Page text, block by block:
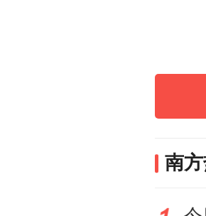
宣
领
因
桥
南